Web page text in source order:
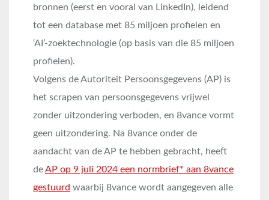
bronnen (eerst en vooral van LinkedIn), leidend
tot een database met 85 miljoen profielen en
‘AI’-zoektechnologie (op basis van die 85 miljoen
profielen).
Volgens de Autoriteit Persoonsgegevens (AP) is
het scrapen van persoonsgegevens vrijwel
zonder uitzondering verboden, en 8vance vormt
geen uitzondering. Na 8vance onder de
aandacht van de AP te hebben gebracht, heeft
deAP op 9 juli 2024 een normbrief* aan 8vance
gestuurd waarbij 8vance wordt aangegeven alle